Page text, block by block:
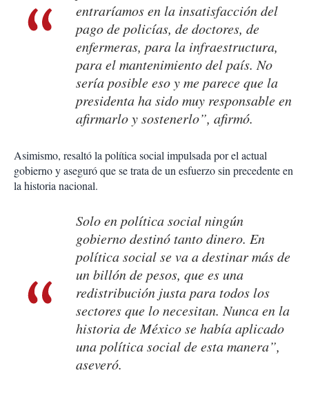
entraríamos en la insatisfacción del
pago de policías, de doctores, de
enfermeras, para la infraestructura,
para el mantenimiento del país. No
sería posible eso y me parece que la
presidenta ha sido muy responsable en
afirmarlo y sostenerlo”, afirmó.
Asimismo, resaltó la política social impulsada por el actual
gobierno y aseguró que se trata de un esfuerzo sin precedente en
la historia nacional.
Solo en política social ningún
gobierno destinó tanto dinero. En
política social se va a destinar más de
un billón de pesos, que es una
redistribución justa para todos los
sectores que lo necesitan. Nunca en la
historia de México se había aplicado
una política social de esta manera”,
aseveró.